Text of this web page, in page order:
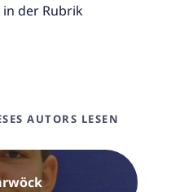
in der Rubrik
AUTORS LESEN